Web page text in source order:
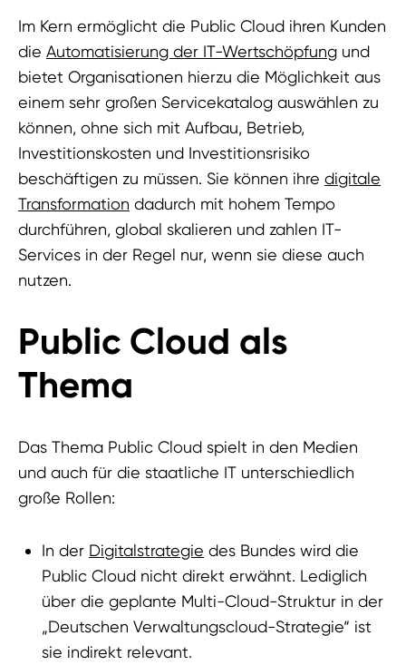
Im Kern ermöglicht die Public Cloud ihren Kunden
die Automatisierung der IT-Wertschöpfungund
bietet Organisationen hierzu die Möglichkeit aus
einem sehr großen Servicekatalog auswählen zu
können, ohne sich mit Aufbau, Betrieb,
Investitionskosten und Investitionsrisiko
beschäftigen zu müssen. Sie können ihre digitale
Transformation dadurch mit hohem Tempo
durchführen, global skalieren und zahlen IT-
Services in der Regel nur, wenn sie diese auch
nutzen.
Public Cloud als
Thema
Das Thema Public Cloud spielt in den Medien
und auch für die staatliche IT unterschiedlich
große Rollen:
In der Digitalstrategie des Bundes wird die
Public Cloud nicht direkt erwähnt. Lediglich
über die geplante Multi-Cloud-Struktur in der
„Deutschen Verwaltungscloud-Strategie“ ist
sie indirekt relevant.